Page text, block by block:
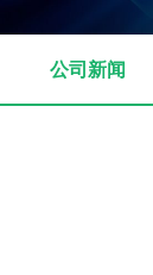
公司新闻